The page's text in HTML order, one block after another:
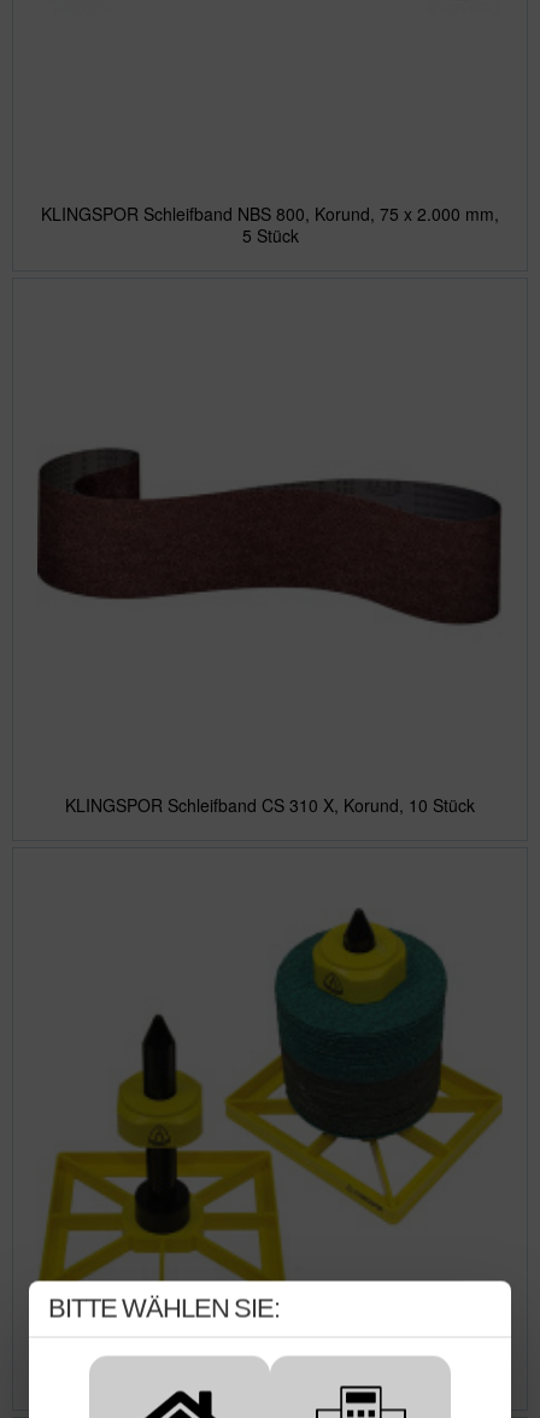
KLINGSPOR Schleifband NBS 800, Korund, 75 x 2.000 mm,
5 Stück
KLINGSPOR Schleifband CS 310 X, Korund, 10 Stück
KLINGSPOR Fiberscheibenspender FS 555
BITTE WÄHLEN SIE: